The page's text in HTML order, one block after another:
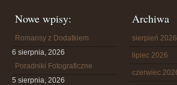
Nowe wpisy:
Romansy z Dodatkiem
6 sierpnia, 2026
Poradniki Fotograficzne
5 sierpnia, 2026
Archiwa
sierpień 2026
lipiec 2026
czerwiec